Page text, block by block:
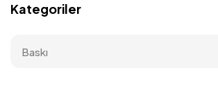
Kategoriler